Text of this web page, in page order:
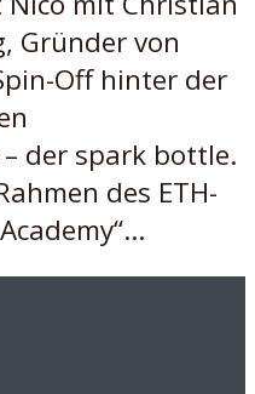
Gründer von
Off hinter der
der spark bottle.
des ETH-